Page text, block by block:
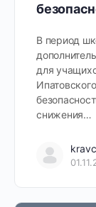
В период
для
снижения…